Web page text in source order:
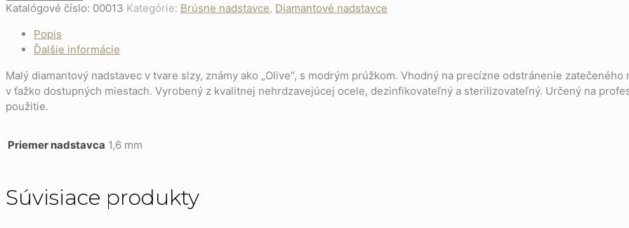
(Slza)
modrý
prúžok,
diamantový
nadstavec
na
Katalógové číslo: 00013 Kategórie: Brúsne nadstavce, Diamantové nadstavce
Popis
Ďalšie informácie
Malý diamantový nadstavec v tvare slzy, známy ako „Olive“, s modrým prúžkom. Vhodný na precízne odstránenie zatečeného
v ťažko dostupných miestach. Vyrobený z kvalitnej nehrdzavejúcej ocele, dezinfikovateľný a sterilizovateľný. Určený na
použitie.
Priemer nadstavca 1,6 mm
Súvisiace produkty